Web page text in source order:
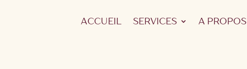
ACCUEIL SERVICES A PROPOS